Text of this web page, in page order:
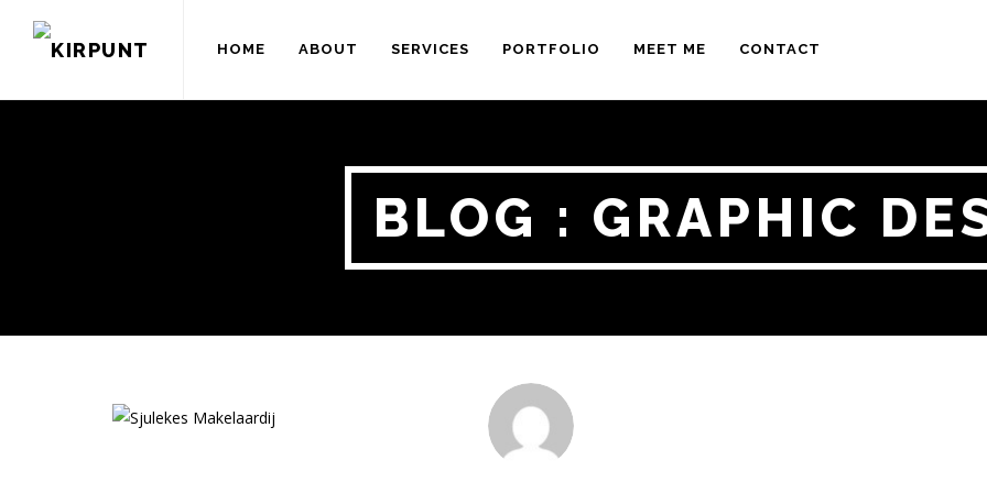
HOME ABOUT SERVICES PORTFOLIO MEET ME CONTACT
BLOG : GRAPHIC